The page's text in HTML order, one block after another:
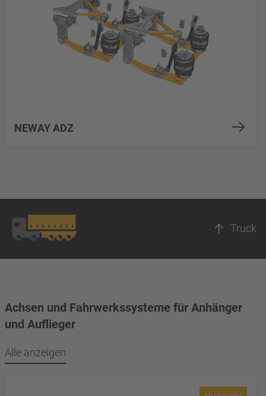
NEWAY ADZ
Truck
Achsen und Fahrwerkssysteme für Anhänger
und Auflieger
Alle anzeigen